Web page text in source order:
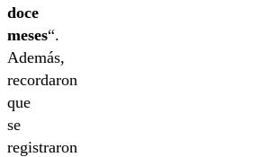
doce
meses“.
Además,
recordaron
que
se
registraron